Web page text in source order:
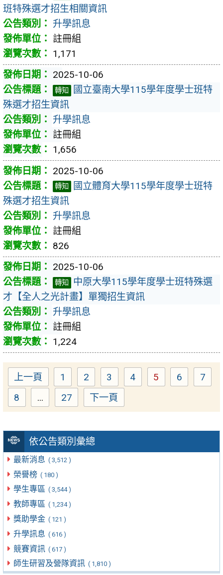
依公告類別彙總
最新消息 ( 3,512 )
榮譽榜 ( 180 )
學生專區 ( 3,544 )
教師專區 ( 1,234 )
獎助學金 ( 121 )
升學訊息 ( 616 )
競賽資訊 ( 617 )
師生研習及營隊資訊 ( 1,810 )
班特殊選才招生相關資訊
升學訊息
註冊組
1,171
2025-10-06
轉知
國立臺南大學115學年度學士班特
殊選才招生資訊
升學訊息
註冊組
1,656
2025-10-06
轉知
國立體育大學115學年度學士班特
殊選才招生資訊
升學訊息
註冊組
826
2025-10-06
轉知
中原大學115學年度學士班特殊選
才【全人之光計畫】單獨招生資訊
升學訊息
註冊組
1,224
上一頁 Page
1 Page
2 Page
3 Page
4 Page
5 Page
6 7
Page
8 ... Page
27 下一頁